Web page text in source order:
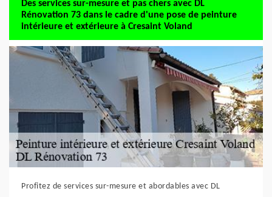
Des services sur-mesure et pas chers avec DL
Rénovation 73 dans le cadre d'une pose de peinture
intérieure et extérieure à Cresaint Voland
Profitez de services sur-mesure et abordables avec DL